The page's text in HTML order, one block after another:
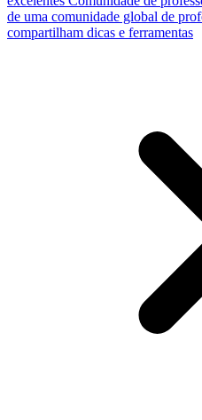
de uma comunidade global de
compartilham dicas e ferramentas